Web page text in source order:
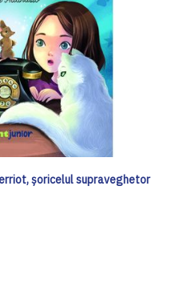
șoricelul supraveghetor